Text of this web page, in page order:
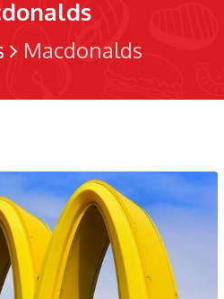
Macdonalds